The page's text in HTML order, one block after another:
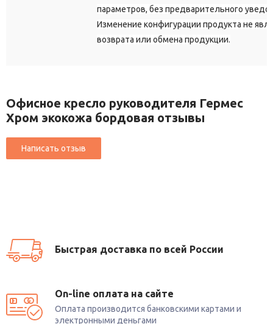
параметров, без предварительного
Изменение конфигурации продукта не
возврата или обмена продукции.
Офисное кресло руководителя Гермес
Хром экокожа бордовая отзывы
Быстрая доставка по всей России
On-line оплата на сайте
Оплата производится банковскими картами и
электронными деньгами